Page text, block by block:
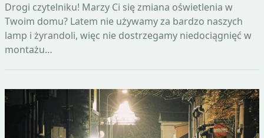
Drogi czytelniku! Marzy Ci się zmiana oświetlenia w
Twoim domu? Latem nie używamy za bardzo naszych
lamp i żyrandoli, więc nie dostrzegamy niedociągnięć w
montażu…